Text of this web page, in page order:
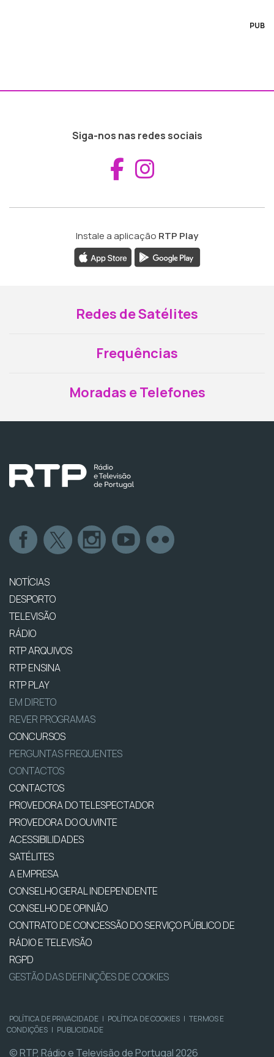
PUB
Siga-nos nas redes sociais
Aceder ao
Instale a aplicação RTP Play
Redes de Satélites
Frequências
Moradas e Telefones
NOTÍCIAS
DESPORTO
TELEVISÃO
RÁDIO
RTP ARQUIVOS
RTP ENSINA
RTP PLAY
EM DIRETO
REVER PROGRAMAS
CONCURSOS
PERGUNTAS FREQUENTES
CONTACTOS
CONTACTOS
PROVEDORA DO TELESPECTADOR
PROVEDORA DO OUVINTE
ACESSIBILIDADES
SATÉLITES
A EMPRESA
CONSELHO GERAL INDEPENDENTE
CONSELHO DE OPINIÃO
CONTRATO DE CONCESSÃO DO SERVIÇO PÚBLICO DE
RÁDIO E TELEVISÃO
RGPD
GESTÃO DAS DEFINIÇÕES DE COOKIES
POLÍTICA DE PRIVACIDADE | POLÍTICA DE COOKIES | TERMOS E
CONDIÇÕES | PUBLICIDADE
© RTP, Rádio e Televisão de Portugal 2026